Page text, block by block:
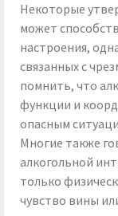
Некоторые
может
настроения,
связанных с
помнить, что
функции и
опасным
Многие также
алкогольной
только
чувство вины